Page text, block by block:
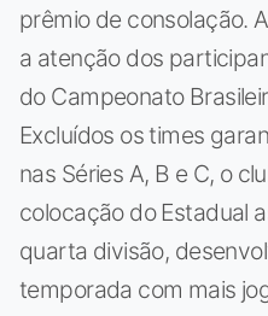
prêmio de consolação.
a atenção dos
do Campeonato
Excluídos os times
nas Séries A, B e C, o
colocação do Estadual
quarta divisão,
temporada com mais